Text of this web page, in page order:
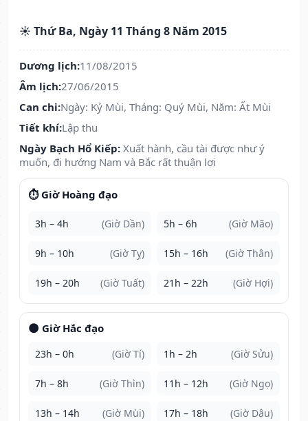
☀️ Thứ Ba, Ngày 11 Tháng 8 Năm 2015
Dương lịch:11/08/2015
Âm lịch:27/06/2015
Can chi:Ngày: Kỷ Mùi, Tháng: Quý Mùi, Năm: Ất Mùi
Tiết khí:Lập thu
Ngày Bạch Hổ Kiếp: Xuất hành, cầu tài được như ý
muốn, đi hướng Nam và Bắc rất thuận lợi
⏱️ Giờ Hoàng đạo
3h – 4h (Giờ Dần) 5h – 6h (Giờ Mão)
9h – 10h (Giờ Tỵ) 15h – 16h (Giờ Thân)
19h – 20h (Giờ Tuất) 21h – 22h (Giờ Hợi)
🌑 Giờ Hắc đạo
23h – 0h (Giờ Tí) 1h – 2h (Giờ Sửu)
7h – 8h (Giờ Thìn) 11h – 12h (Giờ Ngọ)
13h – 14h (Giờ Mùi) 17h – 18h (Giờ Dậu)